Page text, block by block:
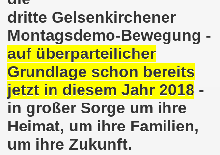
dritte Gelsenkirchener
Montagsdemo-Bewegung -
auf überparteilicher
Grundlage schon bereits
jetzt in diesem Jahr 2018 -
in großer Sorge um ihre
Heimat, um ihre Familien,
um ihre Zukunft.
gleichermaßen bekämpfen am 28.03.2022 auf
am 14.03.2022: Wir müssen alles tun, um
Montagsdemo-Bewegung am 14.03.2022 - stärken wir
am 28.02.2022 - breiter Protest und breiter
ruft auf am 28.02.2022 zum Tag des
Bewegung am 14. Februar 2022 in der Innenstadt
der 740. Gelsenkirchener Montagsdemo-Bewegung